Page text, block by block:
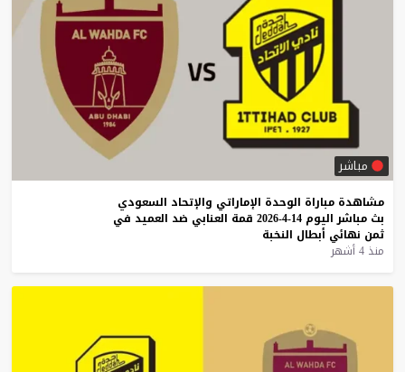
مباشر
مشاهدة مباراة الوحدة الإماراتي والإتحاد السعودي
بث مباشر اليوم 14-4-2026 قمة العنابي ضد العميد في
ثمن نهائي أبطال النخبة
منذ 4 أشهر